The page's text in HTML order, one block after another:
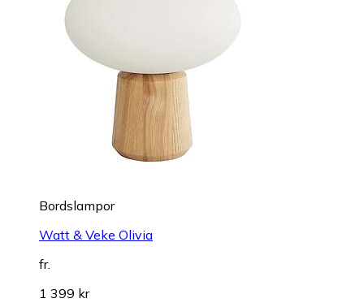
Bordslampor
Watt & Veke Olivia
fr.
1 399 kr